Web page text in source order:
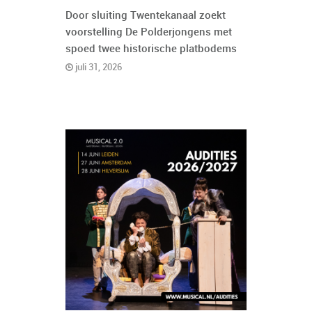
Door sluiting Twentekanaal zoekt
voorstelling De Polderjongens met
spoed twee historische platbodems
juli 31, 2026